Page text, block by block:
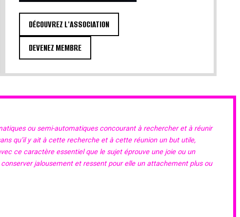
DÉCOUVREZ L'ASSOCIATION
DEVENEZ MEMBRE
ou semi-automatiques concourant à rechercher et à réunir
qu’il y ait à cette recherche et à cette réunion un but utile,
ce caractère essentiel que le sujet éprouve une joie ou un
jalousement et ressent pour elle un attachement plus ou